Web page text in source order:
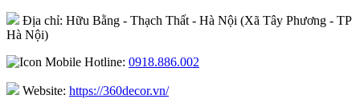
Địa chỉ: Hữu Bằng - Thạch Thất - Hà Nội (Xã Tây Phương - TP
Hà Nội)
Hotline: 0918.886.002
Website: https://360decor.vn/